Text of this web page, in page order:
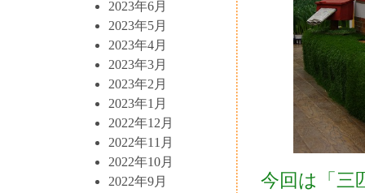
2023年6月
2023年5月
2023年4月
2023年3月
2023年2月
2023年1月
2022年12月
2022年11月
2022年10月
2022年9月
今回は「三